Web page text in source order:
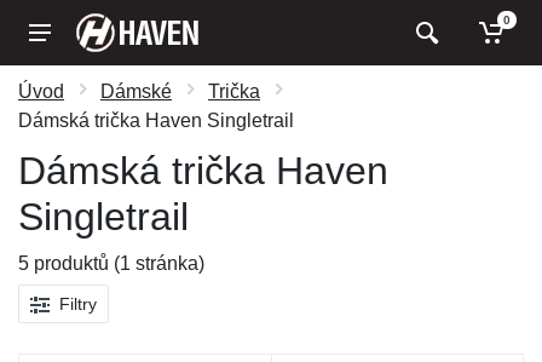
0
Úvod Dámské
Trička
Dámská trička Haven Singletrail
Dámská trička Haven
Singletrail
5 produktů (1 stránka)
Filtry